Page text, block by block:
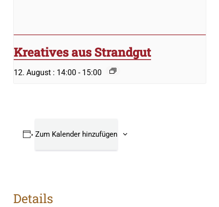
Kreatives aus Strandgut
12. August : 14:00 - 15:00
Zum Kalender hinzufügen
Details